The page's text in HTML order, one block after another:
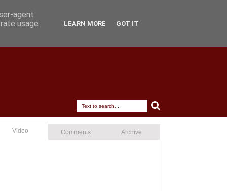
Video Comments Archive
agent
usage
LEARN MORE GOT IT